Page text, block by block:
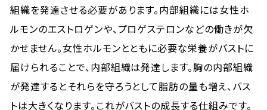
組織を発達させる必要があります。内部組織には女性ホ
ルモンのエストロゲンや、プロゲステロンなどの働きが欠
かせません。女性ホルモンとともに必要な栄養がバストに
届けられることで、内部組織は発達します。胸の内部組織
が発達するとそれらを守ろうとして脂肪の量も増え、バス
トは大きくなります。これがバストの成長する仕組みです。